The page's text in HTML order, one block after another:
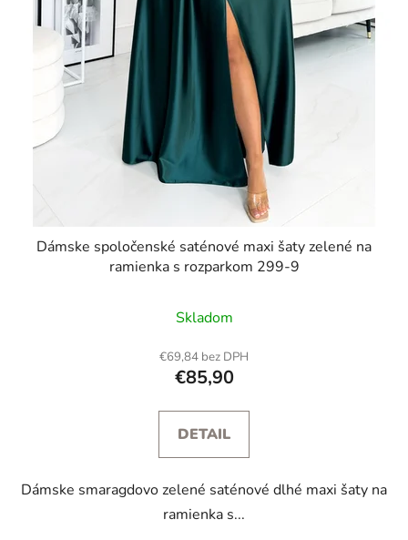
Dámske spoločenské saténové maxi šaty zelené na
ramienka s rozparkom 299-9
Skladom
€69,84 bez DPH
€85,90
DETAIL
Dámske smaragdovo zelené saténové dlhé maxi šaty na
ramienka s...